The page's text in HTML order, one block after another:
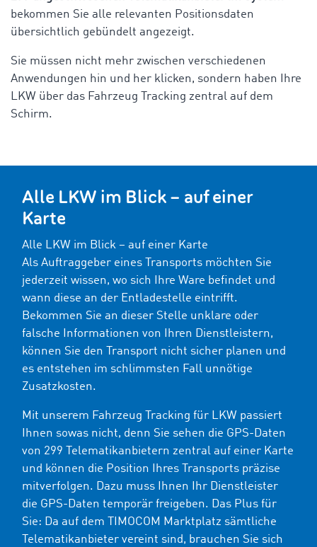
bekommen Sie alle relevanten Positionsdaten
übersichtlich gebündelt angezeigt.
Sie müssen nicht mehr zwischen verschiedenen
Anwendungen hin und her klicken, sondern haben Ihre
LKW über das Fahrzeug Tracking zentral auf dem
Schirm.
Alle LKW im Blick – auf einer
Karte
Alle LKW im Blick – auf einer Karte
Als Auftraggeber eines Transports möchten Sie
jederzeit wissen, wo sich Ihre Ware befindet und
wann diese an der Entladestelle eintrifft.
Bekommen Sie an dieser Stelle unklare oder
falsche Informationen von Ihren Dienstleistern,
können Sie den Transport nicht sicher planen und
es entstehen im schlimmsten Fall unnötige
Zusatzkosten.
Mit unserem Fahrzeug Tracking für LKW passiert
Ihnen sowas nicht, denn Sie sehen die GPS-Daten
von 299 Telematikanbietern zentral auf einer Karte
und können die Position Ihres Transports präzise
mitverfolgen. Dazu muss Ihnen Ihr Dienstleister
die GPS-Daten temporär freigeben. Das Plus für
Sie: Da auf dem TIMOCOM Marktplatz sämtliche
Telematikanbieter vereint sind, brauchen Sie sich